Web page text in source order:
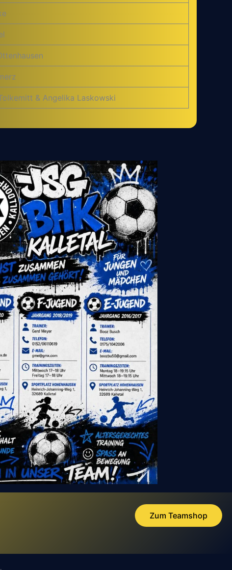
& Angelika Laskowski
Zum Teamshop